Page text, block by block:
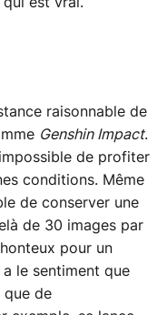
raisonnable de
Genshin Impact.
de profiter
conditions. Même
de conserver une
de 30 images par
honteux pour un
le sentiment que
que de